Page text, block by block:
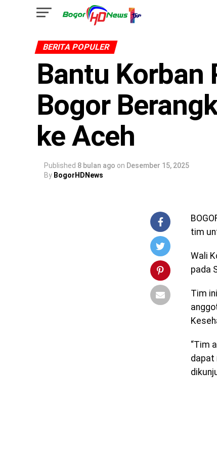
BERITA POPULER
Bantu Korban
Bogor
ke Aceh
Published 8 bulan ago on Desember 15, 2025
By BogorHDNews
tim
Wali
pada
Tim
“Tim
dapat